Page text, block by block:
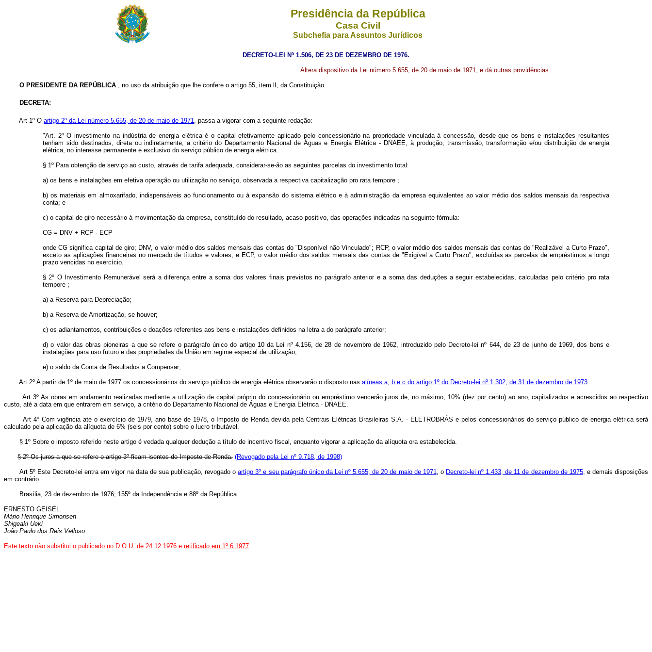
Presidência da República
Casa Civil
Subchefia para Assuntos Jurídicos
DECRETO-LEI Nº 1.506, DE 23 DE DEZEMBRO DE 1976.
Altera dispositivo da Lei número 5.655, de 20 de maio de 1971, e dá outras providências.
O PRESIDENTE DA REPÚBLICA , no uso da atribuição que lhe confere o artigo 55, item lI, da Constituição
DECRETA:
Art 1º O artigo 2º da Lei número 5.655, de 20 de maio de 1971 , passa a vigorar com a seguinte redação:
"Art. 2º O investimento na indústria de energia elétrica é o capital efetivamente aplicado pelo concessionário na propriedade vinculada à concessão, desde que os bens e instalações resultantes
tenham sido destinados, direta ou indiretamente, a critério do Departamento Nacional de Águas e Energia Elétrica - DNAEE, à produção, transmissão, transformação e/ou distribuição de energia
elétrica, no interesse permanente e exclusivo do serviço público de energia elétrica.
§ 1º Para obtenção de serviço ao custo, através de tarifa adequada, considerar-se-ão as seguintes parcelas do investimento total:
a) os bens e instalações em efetiva operação ou utilização no serviço, observada a respectiva capitalização pro rata tempore ;
b) os materiais em almoxarifado, indispensáveis ao funcionamento ou à expansão do sistema elétrico e à administração da empresa equivalentes ao valor médio dos saldos mensais da respectiva
conta; e
c) o capital de giro necessário à movimentação da empresa, constituído do resultado, acaso positivo, das operações indicadas na seguinte fórmula:
CG = DNV + RCP - ECP
onde CG significa capital de giro; DNV, o valor médio dos saldos mensais das contas do "Disponível não Vinculado"; RCP, o valor médio dos saldos mensais das contas do "Realizável a Curto Prazo",
exceto as aplicações financeiras no mercado de títudos e valores; e ECP, o valor médio dos saldos mensais das contas de "Exigível a Curto Prazo", excluídas as parcelas de empréstimos a longo
prazo vencidas no exercício.
§ 2º O Investimento Remunerável será a diferença entre a soma dos valores finais previstos no parágrafo anterior e a soma das deduções a seguir estabelecidas, calculadas pelo critério pro rata
tempore ;
a) a Reserva para Depreciação;
b) a Reserva de Amortização, se houver;
c) os adiantamentos, contribuições e doações referentes aos bens e instalações definidos na letra a do parágrafo anterior;
d) o valor das obras pioneiras a que se refere o parágrafo único do artigo 10 da Lei nº 4.156, de 28 de novembro de 1962, introduzido pelo Decreto-lei nº 644, de 23 de junho de 1969, dos bens e
instalações para uso futuro e das propriedades da União em regime especial de utilização;
e) o saldo da Conta de Resultados a Compensar;
Art 2º A partir de 1º de maio de 1977 os concessionários do serviço público de energia elétrica observarão o disposto nas alíneas a, b e c do artigo 1º do Decreto-lei nº 1.302, de 31 de dezembro de 1973
Art 3º As obras em andamento realizadas mediante a utilização de capital próprio do concessionário ou empréstimo vencerão juros de, no máximo, 10% (dez por cento) ao ano, capitalizados e acrescidos ao respectivo
custo, até a data em que entrarem em serviço, a critério do Departamento Nacional de Águas e Energia Elétrica - DNAEE.
Art 4º Com vigência até o exercício de 1979, ano base de 1978, o Imposto de Renda devida pela Centrais Elétricas Brasileiras S.A. - ELETROBRÁS e pelos concessionários do serviço público de energia elétrica será
calculado pela aplicação da alíquota de 6% (seis por cento) sobre o lucro tributável.
§ 1º Sobre o imposto referido neste artigo é vedada qualquer dedução a título de incentivo fiscal, enquanto vigorar a aplicação da alíquota ora estabelecida.
§ 2º Os juros a que se refere o artigo 3º ficam isentos do Imposto de Renda. (Revogado pela Lei nº 9.718, de 1998)
Art 5º Este Decreto-lei entra em vigor na data de sua publicação, revogado oartigo 3º e seu parágrafo único da Lei nº 5.655, de 20 de maio de 1971 , o Decreto-lei nº 1.433, de 11 de dezembro de 1975, e demais disposições
em contrário.
Brasília, 23 de dezembro de 1976; 155º da Independência e 88º da República.
ERNESTO GEISEL
Mário Henrique Simonsen
Shigeaki Ueki
João Paulo dos Reis Velloso
Este texto não substitui o publicado no D.O.U. de 24.12.1976 e retificado em 1º.6.1977